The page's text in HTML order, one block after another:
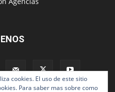
cookies. El uso de este sitio
Para saber mas sobre como